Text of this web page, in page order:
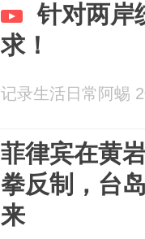
针对两岸
求！
记录生活日常阿蜴
菲律宾在黄
拳反制，台
来